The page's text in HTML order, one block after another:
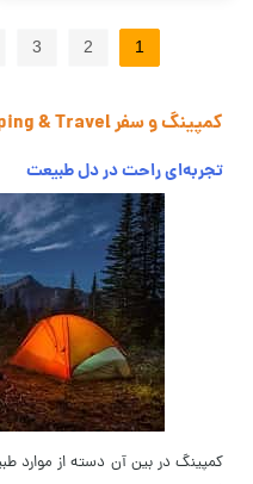
1
2
3
کمپینگ و سفر Camping & Travel
تجربه‌ای راحت در دل طبیعت
کمپینگ در بین آن دسته از موارد